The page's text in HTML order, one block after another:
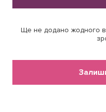
Ще не додано жодного